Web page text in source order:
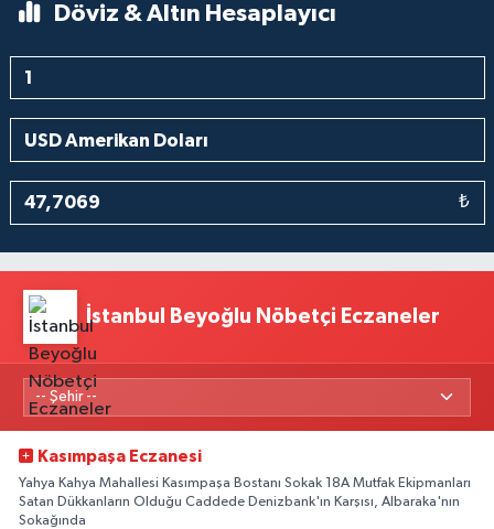
Döviz & Altın Hesaplayıcı
₺
İstanbul Beyoğlu Nöbetçi Eczaneler
Kasımpaşa Eczanesi
Yahya Kahya Mahallesi Kasımpaşa Bostanı Sokak 18A Mutfak Ekipmanları
Satan Dükkanların Olduğu Caddede Denizbank'ın Karşısı, Albaraka'nın
Sokağında